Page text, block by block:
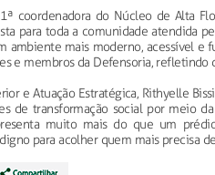
coordenadora do Núcleo de Alta
para toda a comunidade atendida
ambiente mais moderno, acessível
e membros da Defensoria,
e Atuação Estratégica, Rithyelle
de transformação social por meio
muito mais do que um
para acolher quem mais precisa